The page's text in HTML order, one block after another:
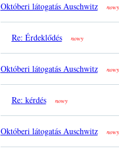
Októberi látogatás Auschwitz nowy
Re: Érdeklődés nowy
Októberi látogatás Auschwitz nowy
Re: kérdés nowy
Októberi látogatás Auschwitz nowy